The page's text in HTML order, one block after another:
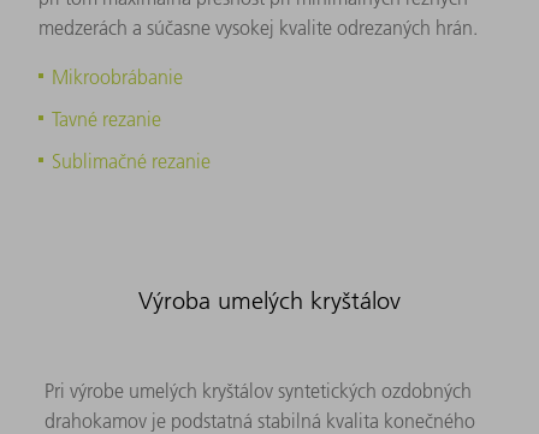
medzerách a súčasne vysokej kvalite odrezaných hrán.
Mikroobrábanie
Tavné rezanie
Sublimačné rezanie
Výroba umelých kryštálov
Pri výrobe umelých kryštálov syntetických ozdobných
drahokamov je podstatná stabilná kvalita konečného